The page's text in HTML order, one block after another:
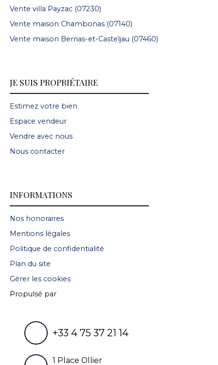
Vente villa Payzac (07230)
Vente maison Chambonas (07140)
Vente maison Berrias-et-Casteljau (07460)
JE SUIS PROPRIÉTAIRE
Estimez votre bien
Espace vendeur
Vendre avec nous
Nous contacter
INFORMATIONS
Nos honoraires
Mentions légales
Politique de confidentialité
Plan du site
Gérer les cookies
Propulsé par
+33 4 75 37 21 14
1 Place Ollier